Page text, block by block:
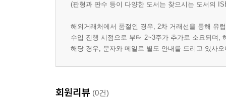
(판형과 판수 등이 다양한 도서는 찾으시는 도서의
해외거래처에서 품절인 경우, 2차 거래선을 통해 유
수입 진행 시점으로 부터 2~3주가 추가로 소요되며,
해당 경우, 문자와 메일로 별도 안내를 드리고 있사
회원리뷰 (0건)